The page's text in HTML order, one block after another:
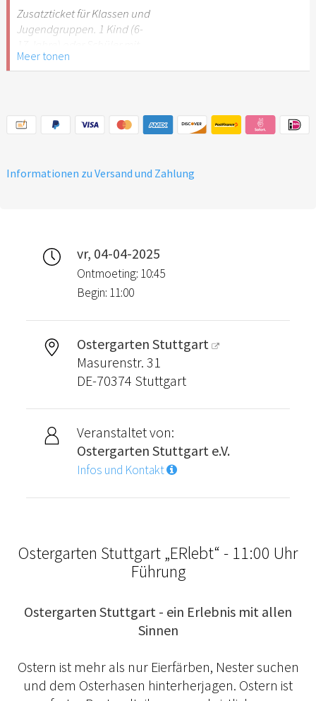
Stuttgart nicht
empfehlenswert.
Zusatzticket für Klassen und
Jugendgruppen. 1 Kind (6-
Schülerausweis.
Stuttgart nicht
empfehlenswert.
Meer tonen
Informationen zu Versand und Zahlung
vr, 04-04-2025
Ontmoeting: 10:45
Begin: 11:00
Ostergarten Stuttgart
Masurenstr. 31
DE-70374 Stuttgart
Veranstaltet von:
Ostergarten Stuttgart e.V.
Infos und Kontakt
Ostergarten Stuttgart „ERlebt“ - 11:00 Uhr
Führung
Ostergarten Stuttgart - ein Erlebnis mit allen
Sinnen
Ostern ist mehr als nur Eierfärben, Nester suchen
und dem Osterhasen hinterherjagen. Ostern ist